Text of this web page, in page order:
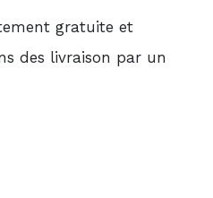
gratuite et
des livraison par un